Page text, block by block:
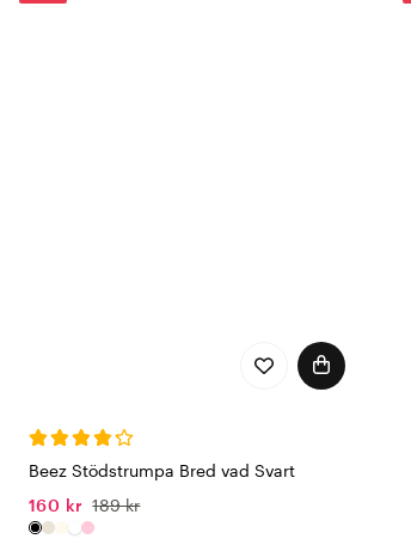
Beez Stödstrumpa Bred vad Svart
160 kr 189 kr